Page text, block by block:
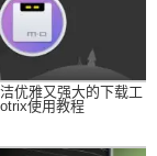
优雅又强大的下载工
使用教程